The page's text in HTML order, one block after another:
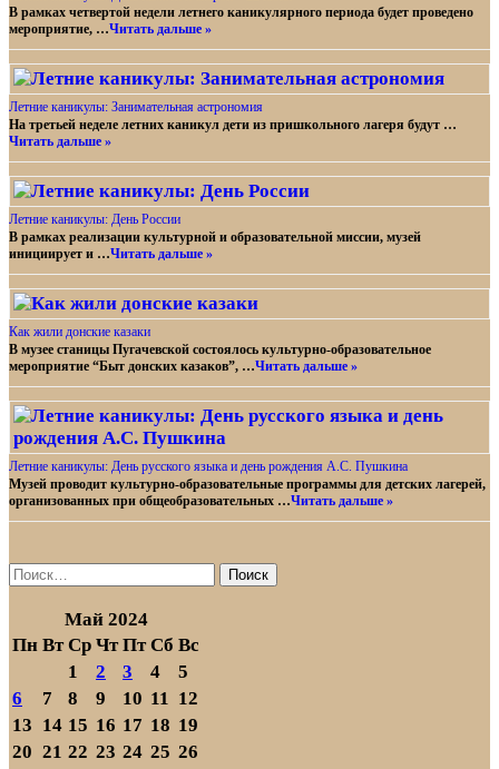
В рамках четвертой недели летнего каникулярного периода будет проведено
мероприятие, …Читать дальше »
Летние каникулы: Занимательная астрономия
На третьей неделе летних каникул дети из пришкольного лагеря будут …
Читать дальше »
Летние каникулы: День России
В рамках реализации культурной и образовательной миссии, музей
инициирует и …Читать дальше »
Как жили донские казаки
В музее станицы Пугачевской состоялось культурно-образовательное
мероприятие “Быт донских казаков”, …Читать дальше »
Летние каникулы: День русского языка и день рождения А.С. Пушкина
Музей проводит культурно-образовательные программы для детских лагерей,
организованных при общеобразовательных …Читать дальше »
Найти:
Май 2024
Пн Вт Ср Чт Пт Сб Вс
1
2 3 4
5
6
7 8 9 10 11 12
13 14 15 16 17 18 19
20 21 22 23 24 25 26